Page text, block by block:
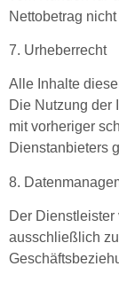
Nettobetrag
7. Urheberrecht
Alle Inhalte
Die Nutzung der
mit vorheriger
Dienstanbieters
8.
Der
ausschließlich